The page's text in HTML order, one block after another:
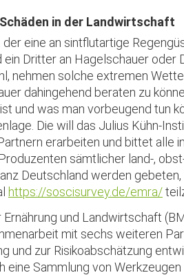
in der Landwirtschaft
eine an sintflutartige
Dritter an Hagelschauer oder
nehmen solche extremen
dahingehend beraten zu
und was man vorbeugend tun
Die will das Julius Kühn-
erarbeiten und bittet alle
sämtlicher land-,
Deutschland werden
https://soscisurvey.de/emra/
und Landwirtschaft
mit sechs weiteren
und zur Risikoabschätzung
eine Sammlung von